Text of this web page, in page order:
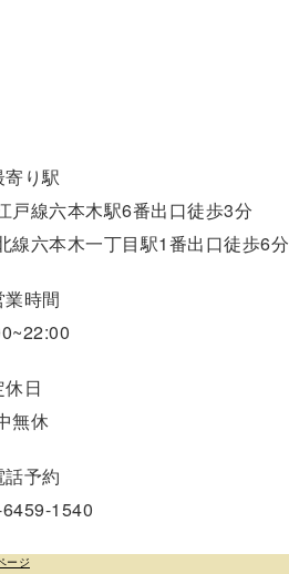
寄り駅
戸線六本木駅6番出口徒歩3分
線六本木一丁目駅1番出口徒歩6分
業時間
日
無休
話予約
1540
ージ